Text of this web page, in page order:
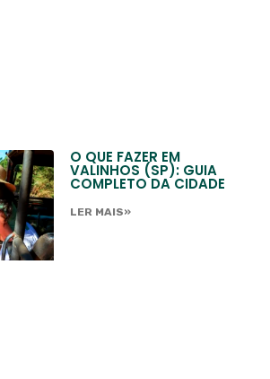
O QUE FAZER EM
VALINHOS (SP): GUIA
COMPLETO DA CIDADE
LER MAIS»